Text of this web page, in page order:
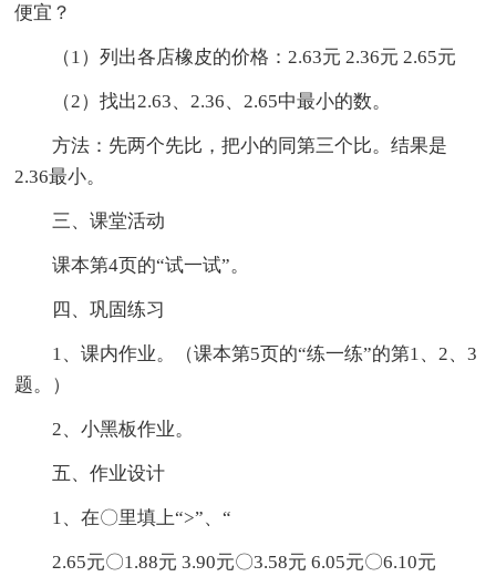
便宜？
（1）列出各店橡皮的价格：2.63元 2.36元 2.65元
（2）找出2.63、2.36、2.65中最小的数。
方法：先两个先比，把小的同第三个比。结果是
2.36最小。
三、课堂活动
课本第4页的“试一试”。
四、巩固练习
1、课内作业。（课本第5页的“练一练”的第1、2、3
题。）
2、小黑板作业。
五、作业设计
1、在〇里填上“>”、“
2.65元〇1.88元 3.90元〇3.58元 6.05元〇6.10元